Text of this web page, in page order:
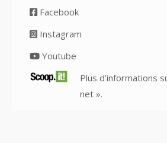
Facebook
Instagram
Youtube
Plus d’informations
net ».